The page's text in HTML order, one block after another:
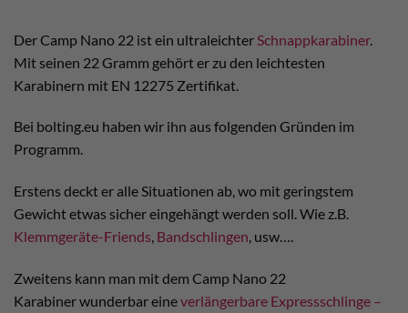
Der Camp Nano 22 ist ein ultraleichter Schnappkarabiner.
Mit seinen 22 Gramm gehört er zu den leichtesten
Karabinern mit EN 12275 Zertifikat.
Bei bolting.eu haben wir ihn aus folgenden Gründen im
Programm.
Erstens deckt er alle Situationen ab, wo mit geringstem
Gewicht etwas sicher eingehängt werden soll. Wie z.B.
Klemmgeräte-Friends, Bandschlingen, usw….
Zweitens kann man mit dem Camp Nano 22
Karabiner wunderbar eineverlängerbare Expressschlinge –